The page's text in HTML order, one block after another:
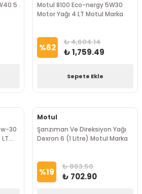
5
Motul 8100 Eco-nergy 5W30
Motor Yağı 4 LT Motul Marka
%62 ₺ 4,604.14
₺ 1,759.49
Sepete Ekle
30
Motul
Şanzıman Ve Direksiyon Yağı
Dexron 6 (1 Litre) Motul Marka
%19 ₺ 863.50
₺ 702.90